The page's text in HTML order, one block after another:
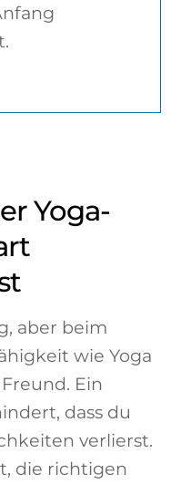
Yoga-
aber beim
wie Yoga
Ein
dass du
verlierst.
die richtigen